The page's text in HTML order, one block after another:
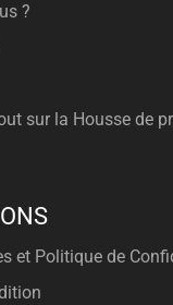
?
sur la Housse de
et Politique de